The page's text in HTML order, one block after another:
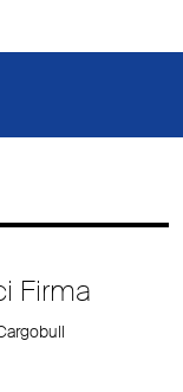
Firma